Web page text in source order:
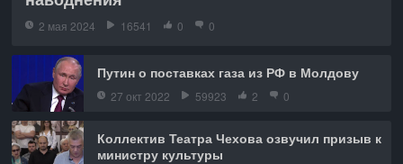
2 мая 2024 16541 0 0
Путин о поставках газа из РФ в Молдову
27 окт 2022 59923 2 0
Коллектив Театра Чехова озвучил призыв к
министру культуры